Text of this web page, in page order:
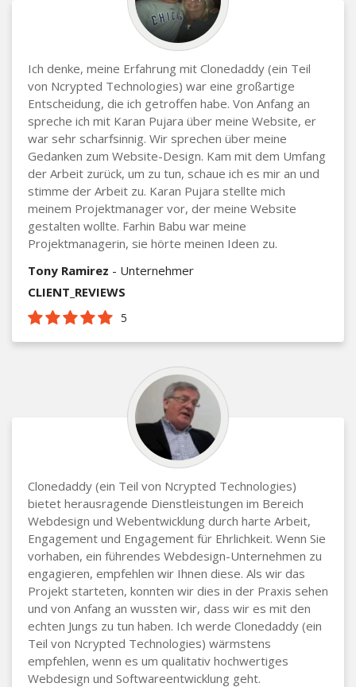
Ich denke, meine Erfahrung mit Clonedaddy (ein Teil
von Ncrypted Technologies) war eine großartige
Entscheidung, die ich getroffen habe. Von Anfang an
spreche ich mit Karan Pujara über meine Website, er
war sehr scharfsinnig. Wir sprechen über meine
Gedanken zum Website-Design. Kam mit dem Umfang
der Arbeit zurück, um zu tun, schaue ich es mir an und
stimme der Arbeit zu. Karan Pujara stellte mich
meinem Projektmanager vor, der meine Website
gestalten wollte. Farhin Babu war meine
Projektmanagerin, sie hörte meinen Ideen zu.
Tony Ramirez - Unternehmer
CLIENT_REVIEWS
5
Clonedaddy (ein Teil von Ncrypted Technologies)
bietet herausragende Dienstleistungen im Bereich
Webdesign und Webentwicklung durch harte Arbeit,
Engagement und Engagement für Ehrlichkeit. Wenn Sie
vorhaben, ein führendes Webdesign-Unternehmen zu
engagieren, empfehlen wir Ihnen diese. Als wir das
Projekt starteten, konnten wir dies in der Praxis sehen
und von Anfang an wussten wir, dass wir es mit den
echten Jungs zu tun haben. Ich werde Clonedaddy (ein
Teil von Ncrypted Technologies) wärmstens
empfehlen, wenn es um qualitativ hochwertiges
Webdesign und Softwareentwicklung geht.